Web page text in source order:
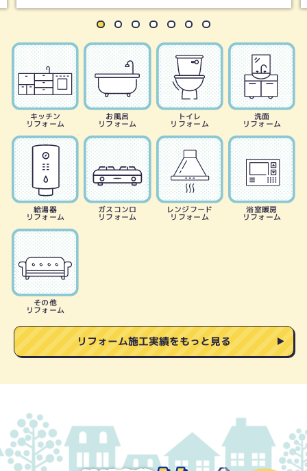
キッチン
リフォーム
お風呂
リフォーム
トイレ
リフォーム
洗面
リフォーム
給湯器
リフォーム
ガスコンロ
リフォーム
レンジフード
リフォーム
浴室暖房
リフォーム
その他
リフォーム
リフォーム施工実績をもっと見る